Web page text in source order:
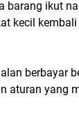
barang ikut
kecil
berbayar
aturan yang